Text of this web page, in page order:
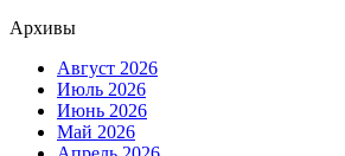
Архивы
Август 2026
Июль 2026
Июнь 2026
Май 2026